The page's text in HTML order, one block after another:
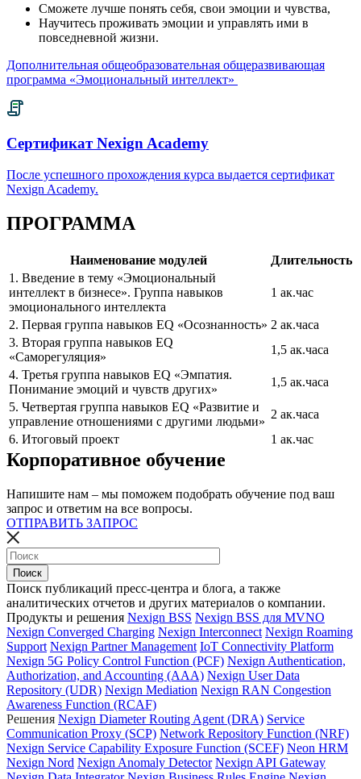
Сможете лучше понять себя, свои эмоции и чувства,
Научитесь проживать эмоции и управлять ими в
повседневной жизни.
Дополнительная общеобразовательная общеразвивающая
программа «Эмоциональный интеллект»
Сертификат Nexign Academy
После успешного прохождения курса выдается сертификат
Nexign Academy.
ПРОГРАММА
Наименование модулей
Длительность
1. Введение в тему «Эмоциональный
интеллект в бизнесе». Группа навыков
эмоционального интеллекта
1 ак.час
2. Первая группа навыков EQ «Осознанность» 2 ак.часа
3. Вторая группа навыков EQ
«Саморегуляция»
1,5 ак.часа
4. Третья группа навыков EQ «Эмпатия.
Понимание эмоций и чувств других»
1,5 ак.часа
5. Четвертая группа навыков EQ «Развитие и
управление отношениями с другими людьми»
2 ак.часа
6. Итоговый проект
1 ак.час
Корпоративное обучение
Напишите нам – мы поможем подобрать обучение под ваш
запрос и ответим на все вопросы.
ОТПРАВИТЬ ЗАПРОС
Поиск публикаций пресс-центра и блога, а также
аналитических отчетов и других материалов о компании.
Продукты и решения Nexign BSS Nexign BSS для MVNO
Nexign Converged Charging Nexign Interconnect Nexign Roaming
Support Nexign Partner Management IoT Connectivity Platform
Nexign 5G Policy Control Function (PCF) Nexign Authentication,
Authorization, and Accounting (AAA) Nexign User Data
Repository (UDR) Nexign Mediation Nexign RAN Congestion
Awareness Function (RCAF)
Решения Nexign Diameter Routing Agent (DRA) Service
Communication Proxy (SCP) Network Repository Function (NRF)
Nexign Service Capability Exposure Function (SCEF) Neon HRM
Nexign Nord Nexign Anomaly Detector Nexign API Gateway